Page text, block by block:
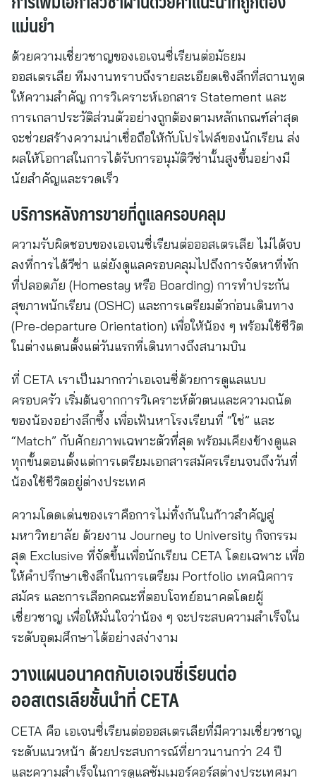
แม่นยำ
ด้วยความเชี่ยวชาญของเอเจนซี่เรียนต่อมัธยม
ออสเตรเลีย ทีมงานทราบถึงรายละเอียดเชิงลึกที่สถานทูต
ให้ความสำคัญ การวิเคราะห์เอกสาร Statement และ
การเกลาประวัติส่วนตัวอย่างถูกต้องตามหลักเกณฑ์ล่าสุด
จะช่วยสร้างความน่าเชื่อถือให้กับโปรไฟล์ของนักเรียน ส่ง
ผลให้โอกาสในการได้รับการอนุมัติวีซ่านั้นสูงขึ้นอย่างมี
นัยสำคัญและรวดเร็ว
บริการหลังการขายที่ดูแลครอบคลุม
ความรับผิดชอบของเอเจนซี่เรียนต่อออสเตรเลีย ไม่ได้จบ
ลงที่การได้วีซ่า แต่ยังดูแลครอบคลุมไปถึงการจัดหาที่พัก
ที่ปลอดภัย (Homestay หรือ Boarding) การทำประกัน
สุขภาพนักเรียน (OSHC) และการเตรียมตัวก่อนเดินทาง
(Pre-departure Orientation) เพื่อให้น้อง ๆ พร้อมใช้ชีวิต
ในต่างแดนตั้งแต่วันแรกที่เดินทางถึงสนามบิน
ที่ CETA เราเป็นมากกว่าเอเจนซี่ด้วยการดูแลแบบ
ครอบครัว เริ่มต้นจากการวิเคราะห์ตัวตนและความถนัด
ของน้องอย่างลึกซึ้ง เพื่อเฟ้นหาโรงเรียนที่ “ใช่” และ
“Match” กับศักยภาพเฉพาะตัวที่สุด พร้อมเคียงข้างดูแล
ทุกขั้นตอนตั้งแต่การเตรียมเอกสารสมัครเรียนจนถึงวันที่
น้องใช้ชีวิตอยู่ต่างประเทศ
ความโดดเด่นของเราคือการไม่ทิ้งกันในก้าวสำคัญสู่
มหาวิทยาลัย ด้วยงาน Journey to University กิจกรรม
สุด Exclusive ที่จัดขึ้นเพื่อนักเรียน CETA โดยเฉพาะ เพื่อ
ให้คำปรึกษาเชิงลึกในการเตรียม Portfolio เทคนิคการ
สมัคร และการเลือกคณะที่ตอบโจทย์อนาคตโดยผู้
เชี่ยวชาญ เพื่อให้มั่นใจว่าน้อง ๆ จะประสบความสำเร็จใน
ระดับอุดมศึกษาได้อย่างสง่างาม
วางแผนอนาคตกับเอเจนซี่เรียนต่อ
ออสเตรเลียชั้นนำที่ CETA
CETA คือ เอเจนซี่เรียนต่อออสเตรเลียที่มีความเชี่ยวชาญ
ระดับแนวหน้า ด้วยประสบการณ์ที่ยาวนานกว่า 24 ปี
และความสำเร็จในการดูแลซัมเมอร์คอร์สต่างประเทศมา